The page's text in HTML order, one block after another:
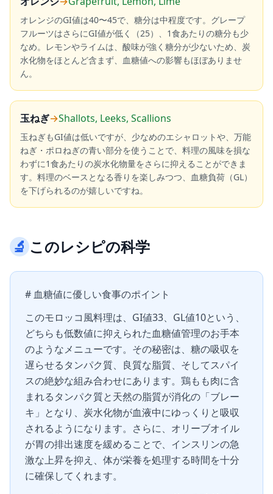
オレンジのGI値は40〜45で、糖分は中程度です。グレープ
フルーツはさらにGI値が低く（25）、1食あたりの糖分も少
なめ。レモンやライムは、酸味が強く糖分が少ないため、炭
水化物をほとんど含まず、血糖値への影響もほぼありませ
ん。
玉ねぎ→Shallots, Leeks, Scallions
玉ねぎもGI値は低いですが、少なめのエシャロットや、万能
ねぎ・ポロねぎの青い部分を使うことで、料理の風味を損な
わずに1食あたりの炭水化物量をさらに抑えることができま
す。料理のベースとなる香りを楽しみつつ、血糖負荷（GL）
を下げられるのが嬉しいですね。
🔬このレシピの科学
# 血糖値に優しい食事のポイント
このモロッコ風料理は、GI値33、GL値10という、
どちらも低数値に抑えられた血糖値管理のお手本
のようなメニューです。その秘密は、糖の吸収を
遅らせるタンパク質、良質な脂質、そしてスパイ
スの絶妙な組み合わせにあります。鶏もも肉に含
まれるタンパク質と天然の脂質が消化の「ブレー
キ」となり、炭水化物が血液中にゆっくりと吸収
されるようになります。さらに、オリーブオイル
が胃の排出速度を緩めることで、インスリンの急
激な上昇を抑え、体が栄養を処理する時間を十分
に確保してくれます。